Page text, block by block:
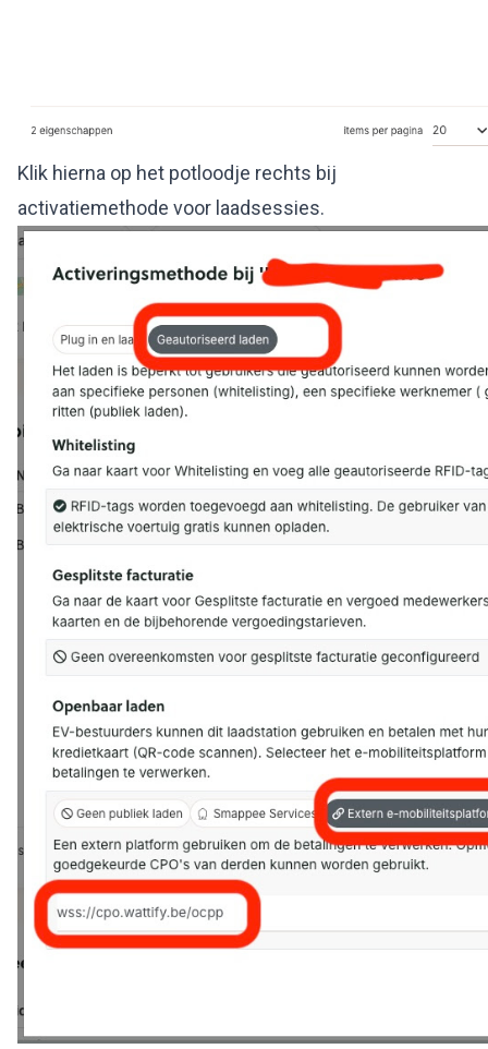
Klik hierna op het potloodje rechts bij
activatiemethode voor laadsessies.